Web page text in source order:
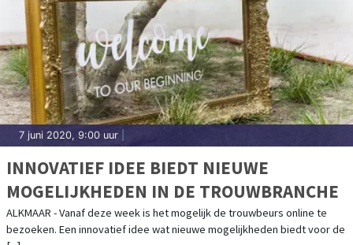
7 juni 2020, 9:00 uur
INNOVATIEF IDEE BIEDT NIEUWE
MOGELIJKHEDEN IN DE TROUWBRANCHE
ALKMAAR - Vanaf deze week is het mogelijk de trouwbeurs online te
bezoeken. Een innovatief idee wat nieuwe mogelijkheden biedt voor de